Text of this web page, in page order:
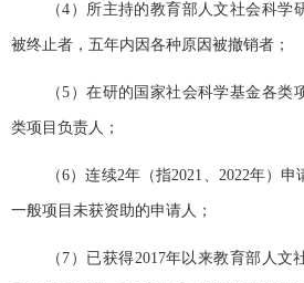
（4 ）所主持的教育部人文社会科学
被终止者，五年内因各种原因被撤销者；
（5 ）在研的国家社会科学基金各类
类项目负责人；
（6）连续2年（指2021 、 2022年）申
一般项目未获资助的申请人；
（7 ）已获得2017年以来教育部人文